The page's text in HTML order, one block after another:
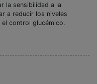
la sensibilidad a la
a reducir los niveles
control glucémico.